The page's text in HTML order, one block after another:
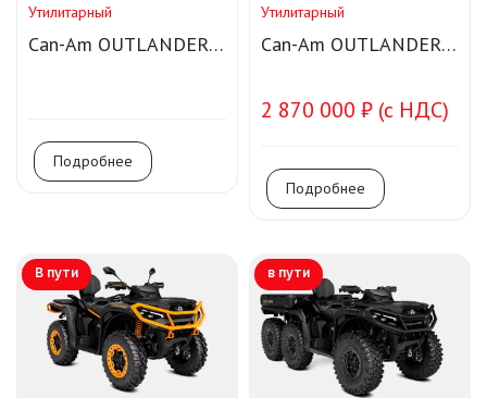
Утилитарный
Can-Am OUTLANDER
Подробнее
Утилитарный
Can-Am OUTLANDER
2 870 000 ₽ (с НДС)
Подробнее
В пути в пути